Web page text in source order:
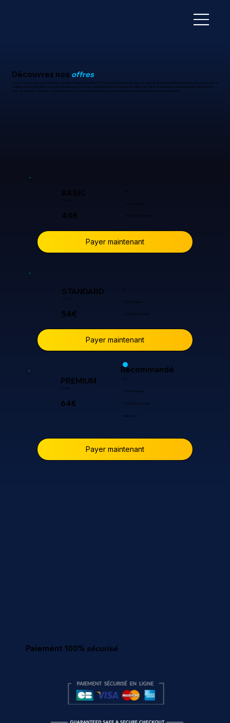
Découvrez nos offres
Chez OzuraTV, nous vous proposons une gamme d'abonnements IPTV conçus pour répondre à toutes vos attentes en matière de divertissement. Que vous soyez un
amateur de films, de séries, ou un passionné de sport, nos offres vous permettent d'accéder à des milliers de chaînes et de contenus en haute qualité, partout et sur
tous vos appareils. Choisissez l'abonnement qui vous correspond et profitez d'une expérience de streaming fluide et sans engagement.
BASIC
44€ +8 000 films & séries
Payer maintenant
STANDARD
54€
+15 000 chaînes
+10 000 films & séries
Payer maintenant
PREMIUM
12 mois
64€
4K+
+20 000 chaînes
+30 000 films & séries
Multi-écran
Payer maintenant
Recommandé
Paiement 100% sécurisé